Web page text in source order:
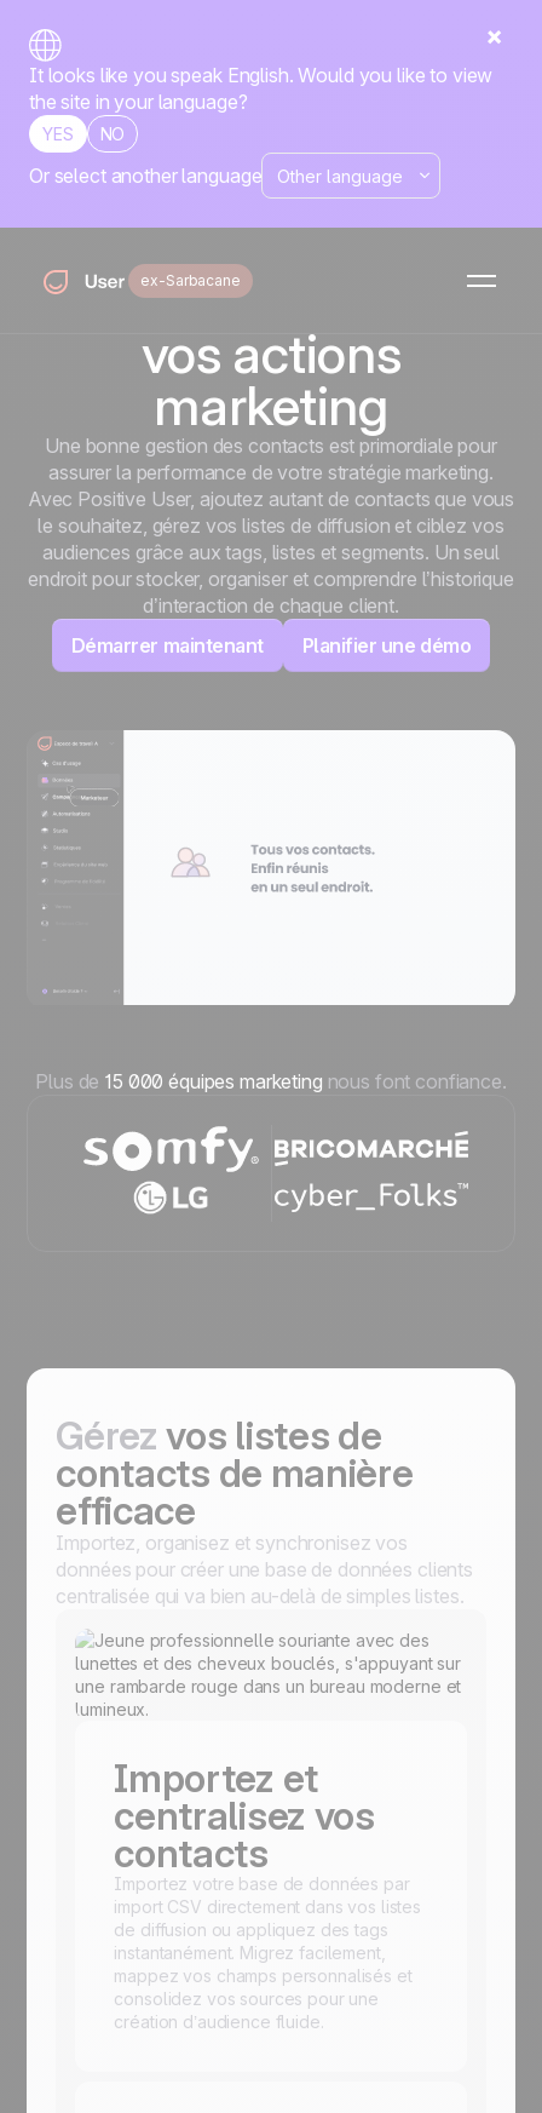
It looks like you speak English. Would you like to view
the site in your language?
YES NO
Or select another language
ex-Sarbacane
Accueil Fonctionnalités Contacts
Vos listes de
contacts pour toutes
vos actions
marketing
Une bonne gestion des contacts est primordiale pour
assurer la performance de votre stratégie marketing.
Avec Positive User, ajoutez autant de contacts que vous
le souhaitez, gérez vos listes de diffusion et ciblez vos
audiences grâce aux tags, listes et segments. Un seul
endroit pour stocker, organiser et comprendre l’historique
d’interaction de chaque client.
Démarrer maintenant
Planifier une démo
Plus de 15 000 équipes marketing nous font confiance.
Gérezvos listes de
contacts de manière
efficace
Importez, organisez et synchronisez vos
données pour créer une base de données clients
centralisée qui va bien au-delà de simples listes.
Importez et
centralisez vos
contacts
Importez votre base de données par
import CSV directement dans vos listes
de diffusion ou appliquez des tags
instantanément. Migrez facilement,
mappez vos champs personnalisés et
consolidez vos sources pour une
création d’audience fluide.